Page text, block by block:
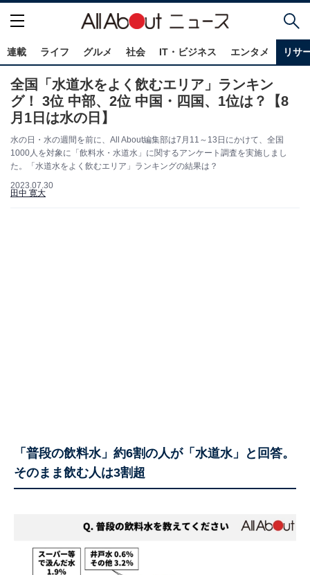
連載 ライフ グルメ 社会 IT・ビジネス エンタメ リサ
全国「水道水をよく飲むエリア」ランキン
グ！ 3位 中部、2位 中国・四国、1位は？【8
月1日は水の日】
水の日・水の週間を前に、All About編集部は7月11～13日にかけて、全国
1000人を対象に「飲料水・水道水」に関するアンケート調査を実施しまし
た。「水道水をよく飲むエリア」ランキングの結果は？
2023.07.30
田中 寛大
「普段の飲料水」約6割の人が「水道水」と回答。
そのまま飲む人は3割超